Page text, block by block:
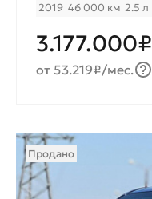
2019 46 000 км 2.5 л
3.177.000₽
от 53.219₽/мес.
Продано